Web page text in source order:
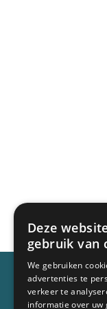
Deze
gebruik van
We gebruiken
advertenties te
verkeer te
informatie over uw